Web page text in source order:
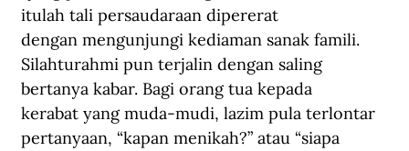
itulah tali persaudaraan dipererat
dengan mengunjungi kediaman sanak famili.
Silahturahmi pun terjalin dengan saling
bertanya kabar. Bagi orang tua kepada
kerabat yang muda-mudi, lazim pula terlontar
pertanyaan, “kapan menikah?” atau “siapa